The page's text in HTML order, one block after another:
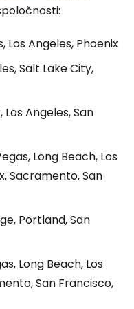
Los Angeles, Phoenix
Salt Lake City,
Angeles, San
Long Beach, Los
Sacramento, San
Portland, San
Long Beach, Los
San Francisco,